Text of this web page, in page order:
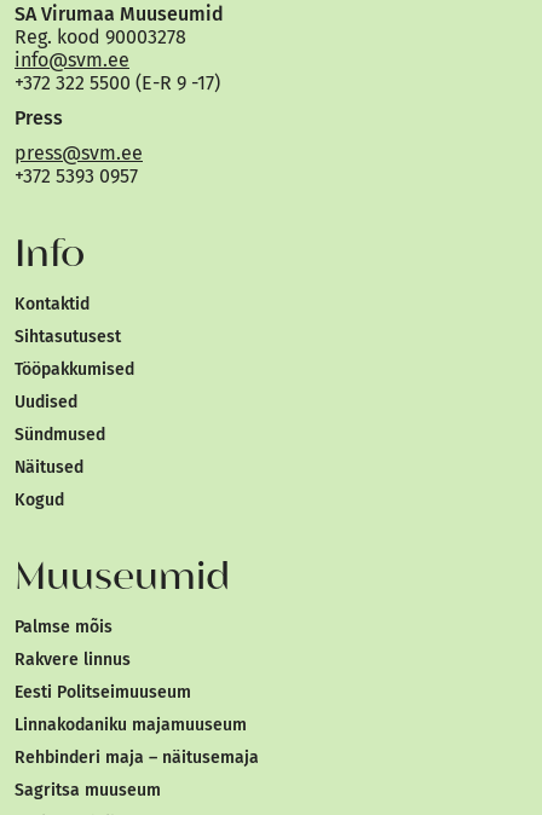
SA Virumaa Muuseumid
Reg. kood 90003278
info@svm.ee
+372 322 5500 (E-R 9 -17)
Press
press@svm.ee
+372 5393 0957
Info
Kontaktid
Sihtasutusest
Tööpakkumised
Uudised
Sündmused
Näitused
Kogud
Muuseumid
Palmse mõis
Rakvere linnus
Eesti Politseimuuseum
Linnakodaniku majamuuseum
Rehbinderi maja – näitusemaja
Sagritsa muuseum